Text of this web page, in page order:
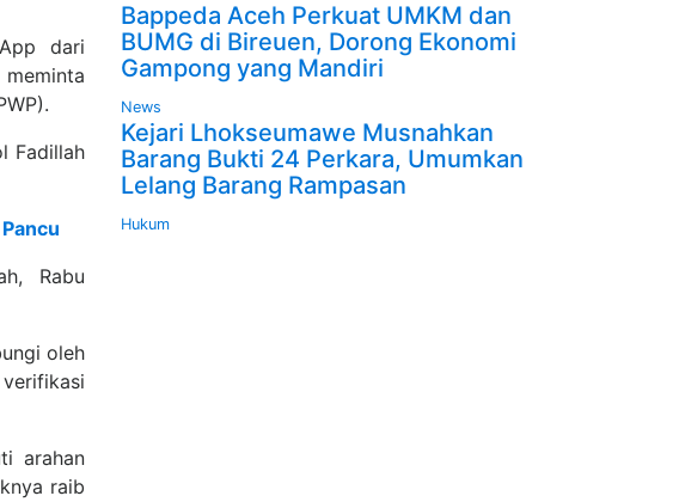
dari
Fadillah
Rabu
oleh
arahan
raib
Bappeda Aceh Perkuat UMKM dan
BUMG di Bireuen, Dorong Ekonomi
Gampong yang Mandiri
News
Kejari Lhokseumawe Musnahkan
Barang Bukti 24 Perkara, Umumkan
Lelang Barang Rampasan
Hukum